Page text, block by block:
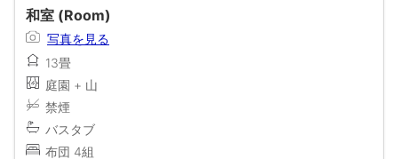
和室 (Room)
写真を見る
13畳
庭園 + 山
禁煙
バスタブ
布団 4組